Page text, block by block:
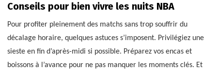
Conseils pour bien vivre les nuits NBA
Pour profiter pleinement des matchs sans trop souffrir du
décalage horaire, quelques astuces s’imposent. Privilégiez une
sieste en fin d’après-midi si possible. Préparez vos encas et
boissons à l’avance pour ne pas manquer les moments clés. Et